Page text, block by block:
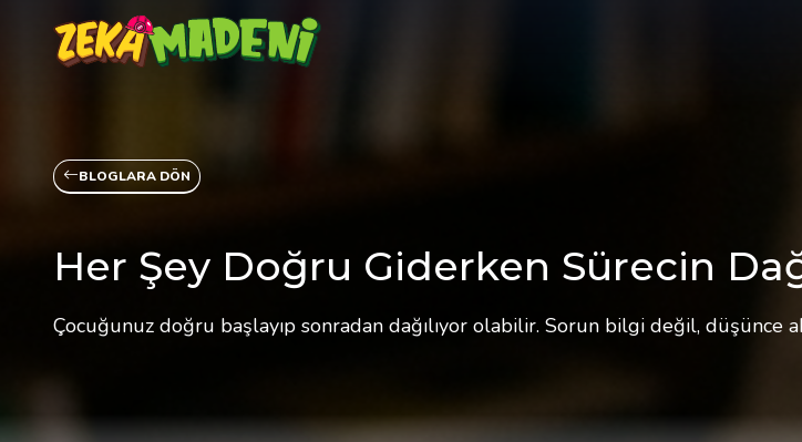
BLOGLARA DÖN
Her Şey Doğru Giderken Sürecin
Çocuğunuz doğru başlayıp sonradan dağılıyor olabilir. Sorun bilgi değil, düşünce